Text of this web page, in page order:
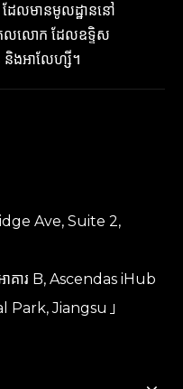
ែលមានមូលដ្ឋាននៅ
លលោក ដែលឧទ្ទិស
ងអាលែហ្សី។
Ave, Suite 2,
ាគារ B, Ascendas iHub
Jiangsu」